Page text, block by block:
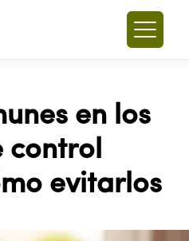
en los
control
evitarlos